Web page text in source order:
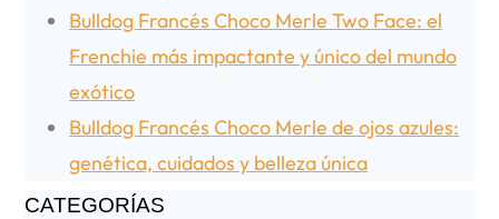
Bulldog Francés Choco Merle Two Face: el
Frenchie más impactante y único del mundo
exótico
Bulldog Francés Choco Merle de ojos azules:
genética, cuidados y belleza única
CATEGORÍAS